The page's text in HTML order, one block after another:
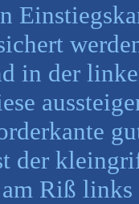
in der
der
Riß